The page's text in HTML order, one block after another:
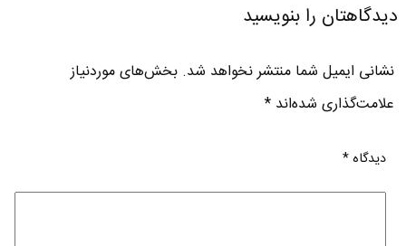
دیدگاهتان را بنویسید
نشانی ایمیل شما منتشر نخواهد شد. بخش‌های موردنیاز
علامت‌گذاری شده‌اند*
دیدگاه*